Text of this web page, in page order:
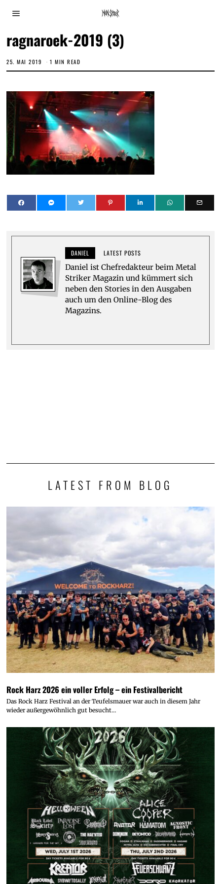
ragnaroek-2019 (3)
25. MAI 2019 1 MIN READ
DANIEL LATEST POSTS
Daniel ist Chefredakteur beim Metal
Striker Magazin und kümmert sich
neben den Stories in den Ausgaben
auch um den Online-Blog des
Magazins.
LATEST FROM BLOG
Rock Harz 2026 ein voller Erfolg – ein Festivalbericht
Das Rock Harz Festival an der Teufelsmauer war auch in diesem Jahr
wieder außergewöhnlich gut besucht…